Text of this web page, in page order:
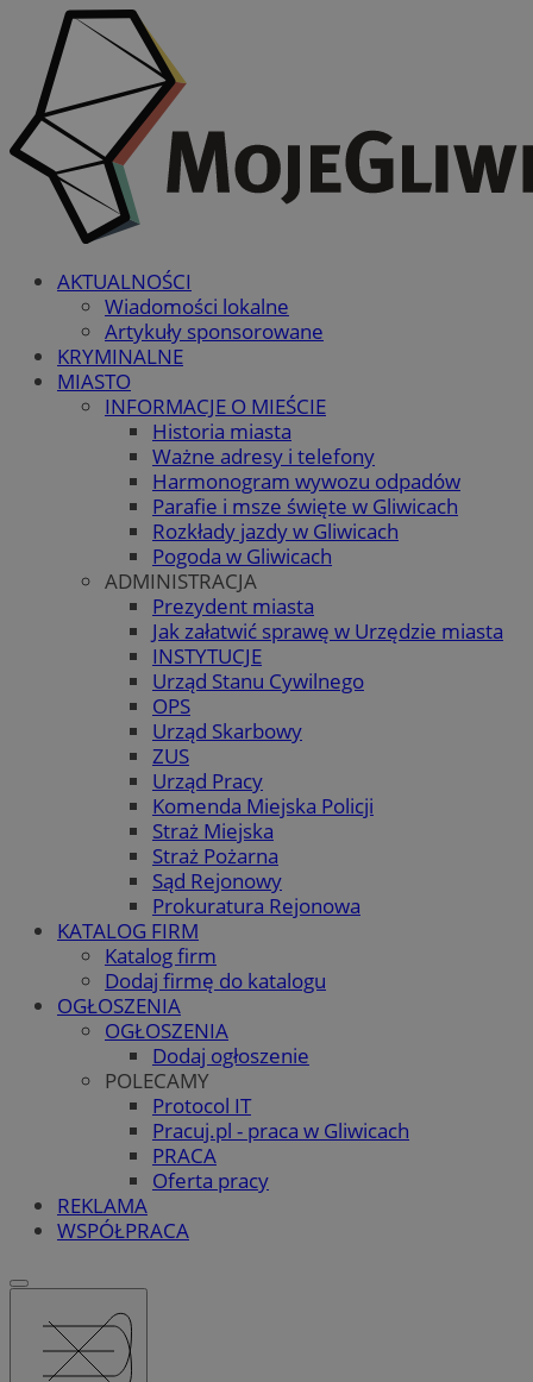
AKTUALNOŚCI
Wiadomości lokalne
Artykuły sponsorowane
KRYMINALNE
MIASTO
INFORMACJE O MIEŚCIE
Historia miasta
Ważne adresy i telefony
Harmonogram wywozu odpadów
Parafie i msze święte w Gliwicach
Rozkłady jazdy w Gliwicach
Pogoda w Gliwicach
ADMINISTRACJA
Prezydent miasta
Jak załatwić sprawę w Urzędzie miasta
INSTYTUCJE
Urząd Stanu Cywilnego
OPS
Urząd Skarbowy
ZUS
Urząd Pracy
Komenda Miejska Policji
Straż Miejska
Straż Pożarna
Sąd Rejonowy
Prokuratura Rejonowa
KATALOG FIRM
Katalog firm
Dodaj firmę do katalogu
OGŁOSZENIA
OGŁOSZENIA
Dodaj ogłoszenie
POLECAMY
Protocol IT
Pracuj.pl - praca w Gliwicach
PRACA
Oferta pracy
REKLAMA
WSPÓŁPRACA